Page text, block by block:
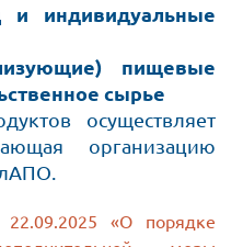
индивидуальные
пищевые
сырье
осуществляет
организацию
«О порядке